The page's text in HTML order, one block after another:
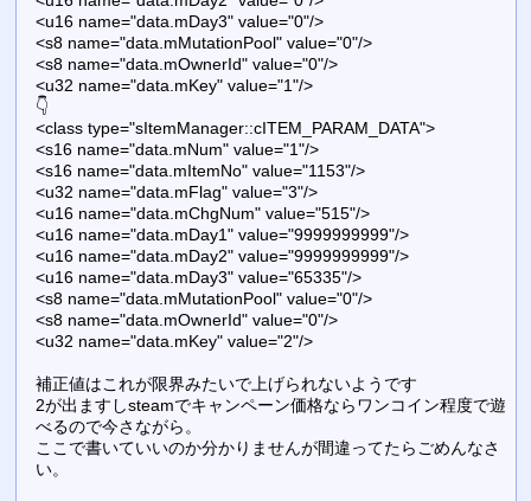
<u16 name="data.mDay3" value="0"/>
<s8 name="data.mMutationPool" value="0"/>
<s8 name="data.mOwnerId" value="0"/>
<u32 name="data.mKey" value="1"/>
👇
<class type="sItemManager::cITEM_PARAM_DATA">
<s16 name="data.mNum" value="1"/>
<s16 name="data.mItemNo" value="1153"/>
<u32 name="data.mFlag" value="3"/>
<u16 name="data.mChgNum" value="515"/>
<u16 name="data.mDay1" value="9999999999"/>
<u16 name="data.mDay2" value="9999999999"/>
<u16 name="data.mDay3" value="65335"/>
<s8 name="data.mMutationPool" value="0"/>
<s8 name="data.mOwnerId" value="0"/>
<u32 name="data.mKey" value="2"/>
補正値はこれが限界みたいで上げられないようです
2が出ますしsteamでキャンペーン価格ならワンコイン程度で遊
べるので今さながら。
ここで書いていいのか分かりませんが間違ってたらごめんなさ
い。